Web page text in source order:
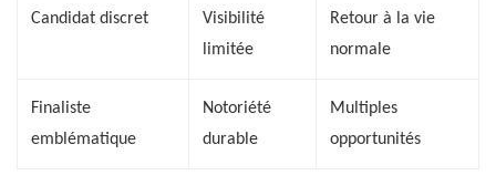
Candidat discret
Visibilité
limitée
Retour à la vie
normale
Finaliste
emblématique
Notoriété
durable
Multiples
opportunités